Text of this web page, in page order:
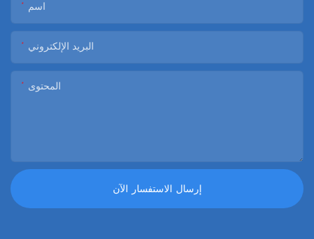
اسم
البريد الإلكتروني
المحتوى
إرسال الاستفسار الآن